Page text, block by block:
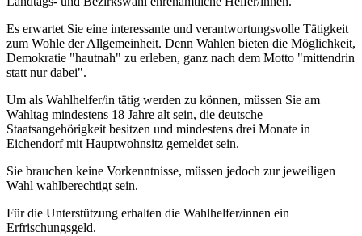
Es erwartet Sie eine interessante und verantwortungsvolle Tätigkeit
zum Wohle der Allgemeinheit. Denn Wahlen bieten die Möglichkeit,
Demokratie "hautnah" zu erleben, ganz nach dem Motto "mittendrin
statt nur dabei".
Um als Wahlhelfer/in tätig werden zu können, müssen Sie am
Wahltag mindestens 18 Jahre alt sein, die deutsche
Staatsangehörigkeit besitzen und mindestens drei Monate in
Eichendorf mit Hauptwohnsitz gemeldet sein.
Sie brauchen keine Vorkenntnisse, müssen jedoch zur jeweiligen
Wahl wahlberechtigt sein.
Für die Unterstützung erhalten die Wahlhelfer/innen ein
Erfrischungsgeld.